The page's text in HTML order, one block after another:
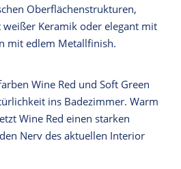
Oberflächenstrukturen,
Keramik oder elegant mit
mit edlem Metallfinish.
Wine Red und Soft Green
ins Badezimmer. Warm
Wine Red einen starken
Nerv des aktuellen Interior